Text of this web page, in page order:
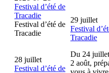
Festival d’été de
Tracadie
Festival d’été de
Tracadie
28 juillet
Festival d’été de
29 juillet
Festival
Tracadie
Du 24
2 août,